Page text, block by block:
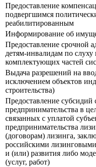
Предоставление
подвергшимся
реабилитированным
Информирование об
Предоставление срочной
детям-инвалидам по
комплектующих частей
Выдача разрешений на
исключением объектов
строительства)
Предоставление субсидий
предпринимательства в
связанных с уплатой
предпринимательства
(договорам) лизинга,
российскими
и (или) развития либо
(услуг, работ)